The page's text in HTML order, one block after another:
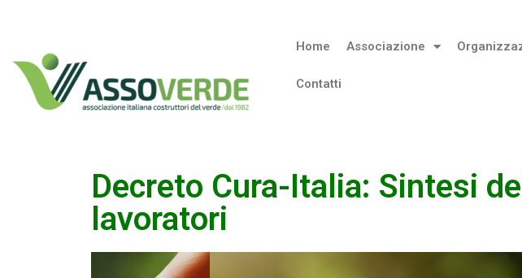
Home Associazione
Contatti
Decreto Cura-Italia: Sintesi
lavoratori